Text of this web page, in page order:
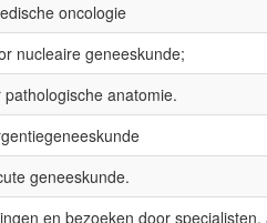
oncologie
nucleaire geneeskunde;
anatomie.
geneeskunde.
en bezoeken door